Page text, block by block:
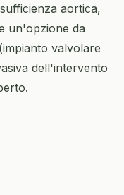
aortica,
un'opzione da
(impianto valvolare
dell'intervento